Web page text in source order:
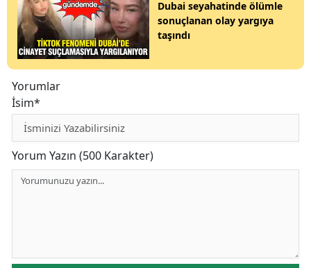
Dubai seyahatinde ölümle
sonuçlanan olay yargıya
taşındı
Yorumlar
İsim*
Yorum Yazın (500 Karakter)